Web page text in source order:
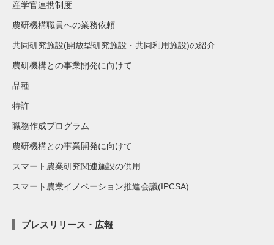
産学官連携制度
農研機構職員への業務依頼
共同研究施設(開放型研究施設・共同利用施設)の紹介
農研機構との事業開発に向けて
品種
特許
職務作成プログラム
農研機構との事業開発に向けて
スマート農業研究関連施設の供用
スマート農業イノベーション推進会議(IPCSA)
プレスリリース・広報